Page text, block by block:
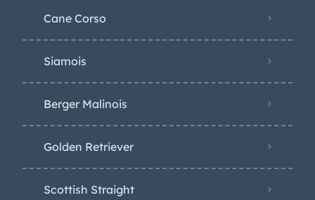
Cane Corso
Siamois
Berger Malinois
Golden Retriever
Scottish Straight